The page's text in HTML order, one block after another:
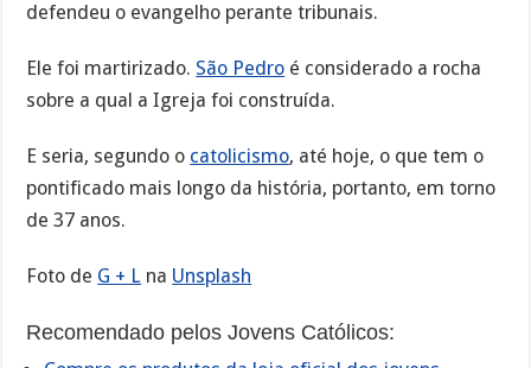
defendeu o evangelho perante tribunais.
Ele foi martirizado. São Pedro é considerado a rocha
sobre a qual a Igreja foi construída.
E seria, segundo o catolicismo, até hoje, o que tem o
pontificado mais longo da história, portanto, em torno
de 37 anos.
Foto de G + L na Unsplash
Recomendado pelos Jovens Católicos: